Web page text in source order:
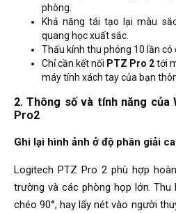
phòng.
Khả năng tái tạo lại màu
quang học xuất sắc.
Thấu kính thu phóng 10 lần có
Chỉ cần kết nối PTZ Pro 2tới
máy tính xách tay của bạn
2. Thông số và tính năng của
Pro2
Ghi lại hình ảnh ở độ phân giải
Logitech PTZ Pro 2 phù hợp
trường và các phòng họp lớn.
chéo 90°, hay lấy nét vào người